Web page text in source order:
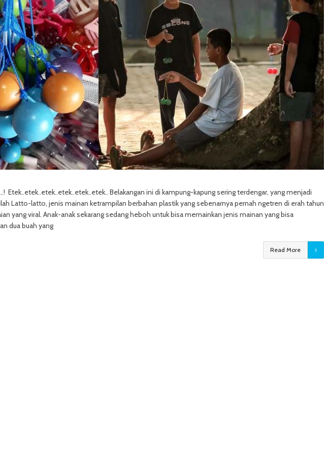
Etek..etek..etek..etek..etek..etek.. Belakangan ini di kampung-kapung sering terdengar, yang menjadi
Latto-latto, jenis mainan ketrampilan berbahan plastik yang sebenarnya pernah ngetren di erah tahun
yang viral. Anak-anak sekarang sedang heboh untuk bisa memainkan jenis mainan yang bisa
dua buah yang
Read More